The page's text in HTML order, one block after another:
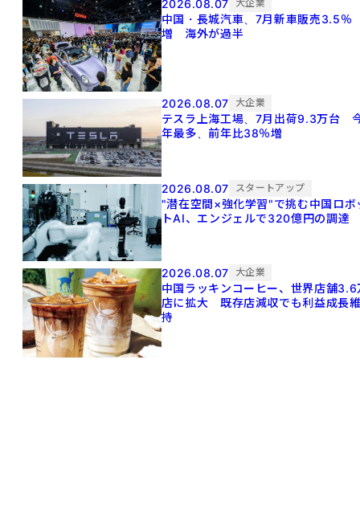
2026.08.07 大企業
中国・長城汽車、7月新車販売3.5％
増 海外が過半
2026.08.07 大企業
テスラ上海工場、7月出荷9.3万台
年最多、前年比38％増
2026.08.07 スタートアップ
"潜在空間×強化学習"で挑む中国ロボ
トAI、エンジェルで320億円の調達
2026.08.07 大企業
中国ラッキンコーヒー、世界店舗3.6
店に拡大 既存店減収でも利益成長
持